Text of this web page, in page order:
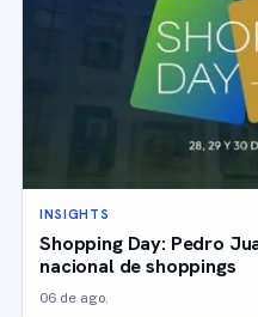
INSIGHTS
Shopping Day: Pedro
nacional de shoppings
06 de ago.